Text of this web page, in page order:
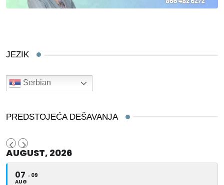
JEZIK
Serbian
PREDSTOJEĆA DEŠAVANJA
AUGUST, 2026
07
AUG
09